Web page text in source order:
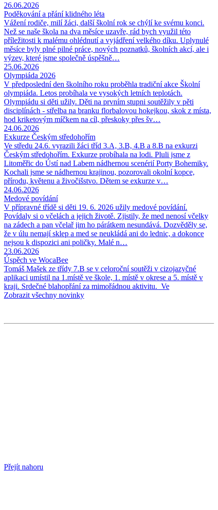
26.06.2026
Poděkování a přání klidného léta
Vážení rodiče, milí žáci, další školní rok se chýlí ke svému konci.
Než se naše škola na dva měsíce uzavře, rád bych využil této
příležitosti k malému ohlédnutí a vyjádření velkého díku. Uplynulé
měsíce byly plné pilné práce, nových poznatků, školních akcí, ale i
výzev, které jsme společně úspěšně…
25.06.2026
Olympiáda 2026
V předposlední den školního roku proběhla tradiční akce Školní
olympiáda. Letos probíhala ve vysokých letních teplotách.
Olympiádu si děti užily. Děti na prvním stupni soutěžily v pěti
disciplínách - střelba na branku florbalovou hokejkou, skok z místa,
hod kriketovým míčkem na cíl, přeskoky přes šv…
24.06.2026
Exkurze Českým středohořím
Ve středu 24.6. vyrazili žáci tříd 3.A, 3.B, 4.B a 8.B na exkurzi
Českým středohořím. Exkurze probíhala na lodi. Pluli jsme z
Litoměřic do Ústí nad Labem nádhernou scenérií Porty Bohemiky.
Kochali jsme se nádhernou krajinou, pozorovali okolní kopce,
přírodu, květenu a živočišstvo. Dětem se exkurze v…
24.06.2026
Medové povídání
V přípravné třídě si děti 19. 6. 2026 užily medové povídání.
Povídaly si o včelách a jejich životě. Zjistily, že med nenosí včelky
na zádech a pan včelař jim ho párátkem nesundává. Dozvěděly se,
že v úlu nemají sklep a med se neukládá ani do lednic, a dokonce
nejsou k dispozici ani poličky. Malé n…
23.06.2026
Úspěch ve WocaBee
Tomáš Mašek ze třídy 7.B se v celoroční soutěži v cizojazyčné
aplikaci umístil na 1.místě ve škole, 1. místě v okrese a 5. místě v
kraji. Srdečné blahopřání za mimořádnou aktivitu. Ve
Zobrazit všechny novinky
Přejít nahoru